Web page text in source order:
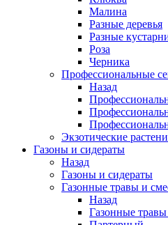
Малина
Разные деревья
Разные
Роза
Черника
Профессиональные
Назад
Экзотические
Газоны и сидераты
Назад
Газоны и сидераты
Газонные травы и
Назад
Газонные